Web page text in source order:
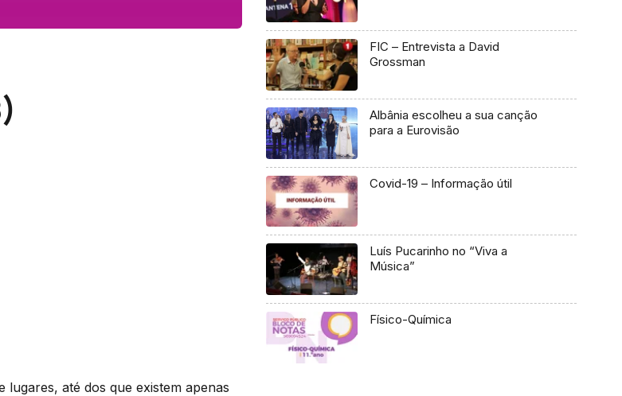
até dos que existem apenas
FIC – Entrevista a David
Grossman
Albânia escolheu a sua canção
para a Eurovisão
Covid-19 – Informação útil
Luís Pucarinho no “Viva a
Música”
Físico-Química